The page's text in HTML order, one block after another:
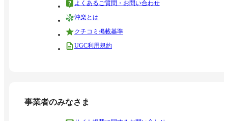
よくあるご質問・お問い合わせ
沖楽とは
クチコミ掲載基準
UGC利用規約
事業者のみなさま